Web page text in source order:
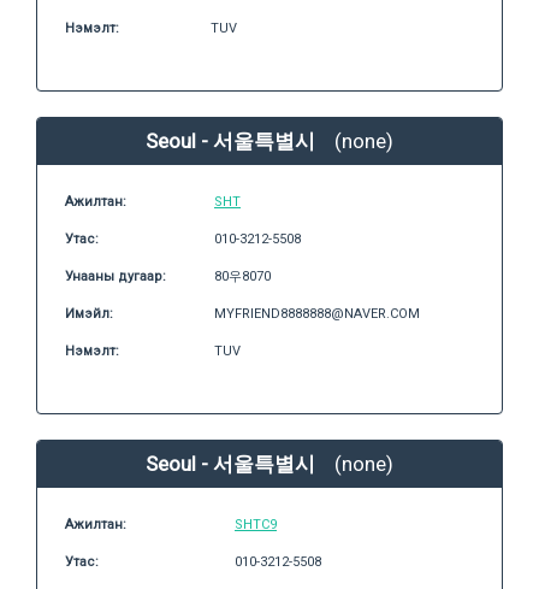
Нэмэлт: TUV
Seoul - 서울특별시 (none)
Ажилтан: SHT
Утас: 010-3212-5508
Унааны дугаар: 80우8070
Имэйл: MYFRIEND8888888@NAVER.COM
Нэмэлт: TUV
Seoul - 서울특별시 (none)
Ажилтан: SHTC9
Утас: 010-3212-5508